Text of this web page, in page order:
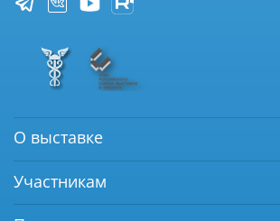
О выставке
Участникам